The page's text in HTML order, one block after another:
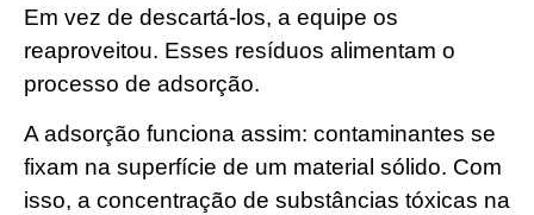
Em vez de descartá-los, a equipe os
reaproveitou. Esses resíduos alimentam o
processo de adsorção.
A adsorção funciona assim: contaminantes se
fixam na superfície de um material sólido. Com
isso, a concentração de substâncias tóxicas na